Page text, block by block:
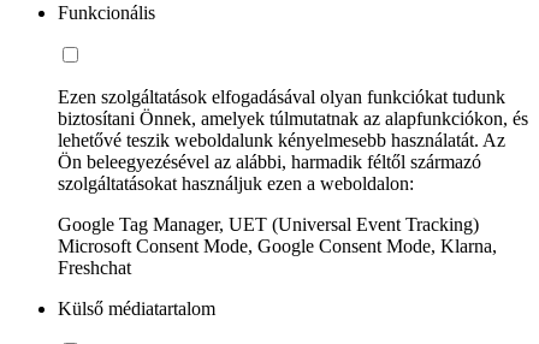
Funkcionális
Ezen szolgáltatások elfogadásával olyan funkciókat tudunk
biztosítani Önnek, amelyek túlmutatnak az alapfunkciókon, és
lehetővé teszik weboldalunk kényelmesebb használatát. Az
Ön beleegyezésével az alábbi, harmadik féltől származó
szolgáltatásokat használjuk ezen a weboldalon:
Google Tag Manager, UET (Universal Event Tracking)
Microsoft Consent Mode, Google Consent Mode, Klarna,
Freshchat
Külső médiatartalom